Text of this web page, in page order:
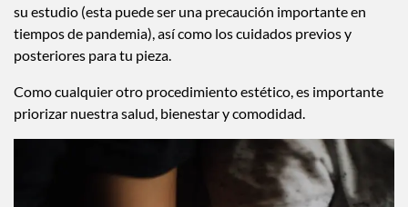
su estudio (esta puede ser una precaución importante en
tiempos de pandemia), así como los cuidados previos y
posteriores para tu pieza.
Como cualquier otro procedimiento estético, es importante
priorizar nuestra salud, bienestar y comodidad.